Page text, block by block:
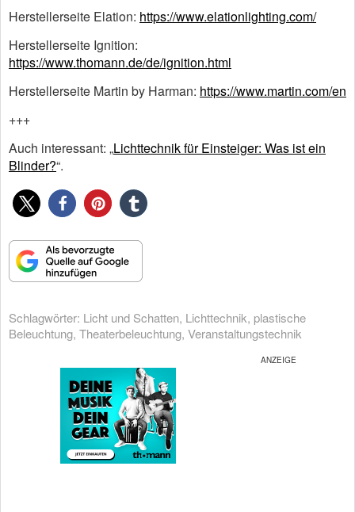
Herstellerseite Elation: https://www.elationlighting.com/
Herstellerseite Ignition:
https://www.thomann.de/de/ignition.html
Herstellerseite Martin by Harman: https://www.martin.com/en
+++
Auch interessant: „Lichttechnik für Einsteiger: Was ist ein
Blinder?“.
Schlagwörter: Licht und Schatten, Lichttechnik, plastische
Beleuchtung, Theaterbeleuchtung, Veranstaltungstechnik